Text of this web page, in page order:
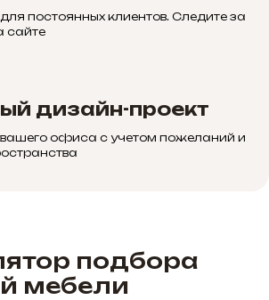
постоянных клиентов. Следите за
сайте
дизайн-проект
офиса с учетом пожеланий и
подбора
мебели